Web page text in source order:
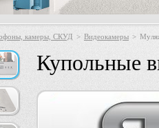
камеры, СКУД > Видеокамеры >
Купольные